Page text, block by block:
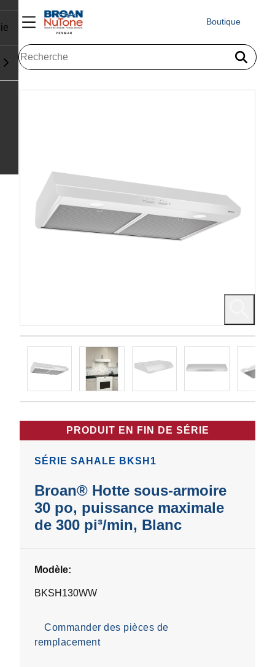
Boutique
PRODUIT EN FIN DE SÉRIE
SÉRIE SAHALE BKSH1
Broan® Hotte sous-armoire
30 po, puissance maximale
de 300 pi³/min, Blanc
Modèle:
BKSH130WW
Commander des pièces de
remplacement